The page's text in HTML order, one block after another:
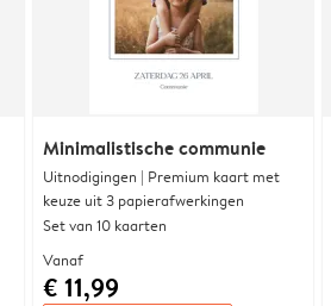
Minimalistische communie
Uitnodigingen | Premium kaart met
keuze uit 3 papierafwerkingen
Set van 10 kaarten
Vanaf
€ 11,99